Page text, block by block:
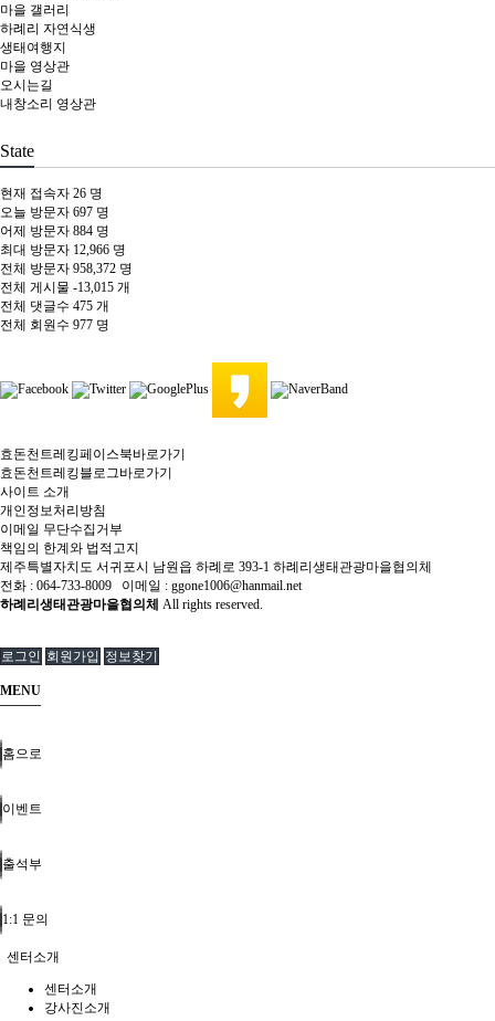
마을 갤러리
하례리 자연식생
생태여행지
마을 영상관
오시는길
내창소리 영상관
State
현재 접속자 26 명
오늘 방문자 697 명
어제 방문자 884 명
최대 방문자 12,966 명
전체 방문자 958,372 명
전체 게시물 -13,015 개
전체 댓글수 475 개
전체 회원수 977 명
효돈천트레킹페이스북바로가기
효돈천트레킹블로그바로가기
사이트 소개
개인정보처리방침
이메일 무단수집거부
책임의 한계와 법적고지
제주특별자치도 서귀포시 남원읍 하례로 393-1 하례리생태관광마을협의체
전화 : 064-733-8009 이메일 : ggone1006@hanmail.net
하례리생태관광마을협의체 All rights reserved.
로그인 회원가입 정보찾기
MENU
홈으로
이벤트
출석부
1:1 문의
센터소개
센터소개
강사진소개